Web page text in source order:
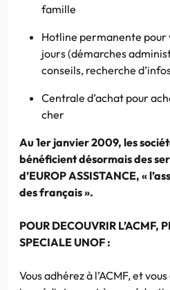
famille
Hotline permanente pour
jours (démarches
conseils, recherche
Centrale d’achat pour
cher
Au 1er janvier 2009, les
bénéficient désormais des
d’EUROP ASSISTANCE, «
des français ».
POUR DECOUVRIR L’ACMF,
SPECIALE UNOF :
Vous adhérez à l’ACMF, et